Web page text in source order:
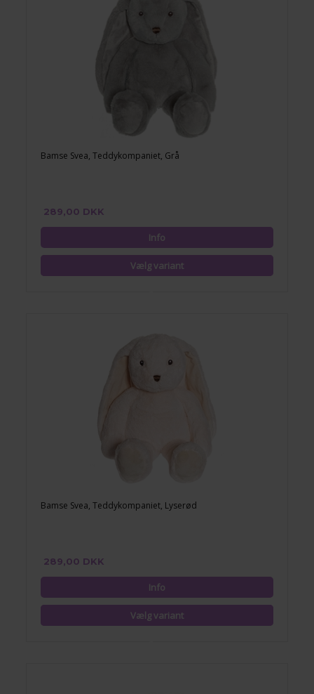
Bamse Svea, Teddykompaniet, Grå
289,00 DKK
Bamse Svea, Teddykompaniet, Lyserød
289,00 DKK